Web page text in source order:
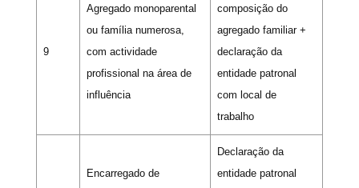
9
Agregado monoparental
ou família numerosa,
com actividade
profissional na área de
influência
composição do
agregado familiar +
declaração da
entidade patronal
com local de
trabalho
Encarregado de
Declaração da
entidade patronal